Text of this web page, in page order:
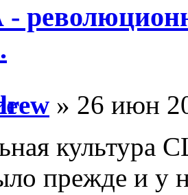
» 26 июн
культура
прежде и у